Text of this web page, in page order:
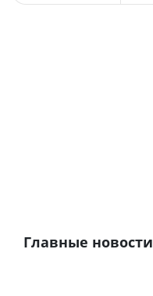
Главные новости